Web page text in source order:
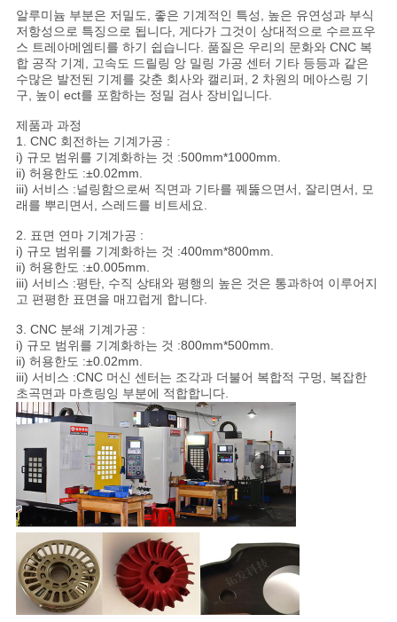
시
오
사
이
트
지
도
개
인
정
보
보
호
정
책
알루미늄 부분은 저밀도, 좋은 기계적인 특성, 높은 유연성과 부식
저항성으로 특징으로 됩니다, 게다가 그것이 상대적으로 수르프우
스 트레아메엠티를 하기 쉽습니다. 품질은 우리의 문화와 CNC 복
합 공작 기계, 고속도 드릴링 앙 밀링 가공 센터 기타 등등과 같은
수많은 발전된 기계를 갖춘 회사와 캘리퍼, 2 차원의 메아스링 기
구, 높이 ect를 포함하는 정밀 검사 장비입니다.
제품과 과정
1. CNC 회전하는 기계가공 :
i) 규모 범위를 기계화하는 것 :500mm*1000mm.
ii) 허용한도 :±0.02mm.
iii) 서비스 :널링함으로써 직면과 기타를 꿰뚫으면서, 잘리면서, 모
래를 뿌리면서, 스레드를 비트세요.
2. 표면 연마 기계가공 :
i) 규모 범위를 기계화하는 것 :400mm*800mm.
ii) 허용한도 :±0.005mm.
iii) 서비스 :평탄, 수직 상태와 평행의 높은 것은 통과하여 이루어지
고 편평한 표면을 매끄럽게 합니다.
3. CNC 분쇄 기계가공 :
i) 규모 범위를 기계화하는 것 :800mm*500mm.
ii) 허용한도 :±0.02mm.
iii) 서비스 :CNC 머신 센터는 조각과 더불어 복합적 구멍, 복잡한
초곡면과 마흐링잉 부분에 적합합니다.